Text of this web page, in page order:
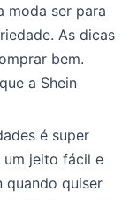
moda ser para
As dicas
bem.
a Shein
é super
um jeito fácil e
quando quiser